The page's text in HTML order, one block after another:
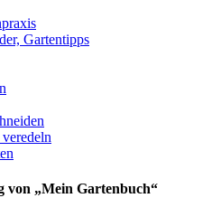
Gartentipps
von „Mein Gartenbuch“